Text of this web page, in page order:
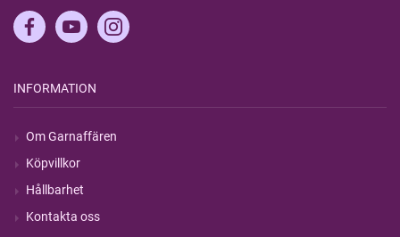
INFORMATION
Om Garnaffären
Köpvillkor
Hållbarhet
Kontakta oss